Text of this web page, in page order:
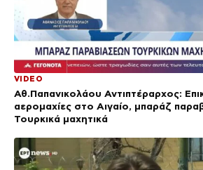
VIDEO
Αθ.Παπανικολάου Αντιπτέραρχος:
αερομαχίες στο Αιγαίο, μπαράζ
Τουρκικά μαχητικά